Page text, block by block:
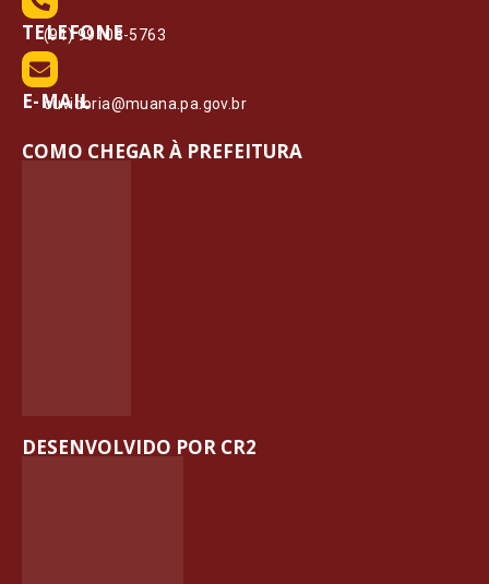
TELEFONE
(91) 99108-5763
E-MAIL
ouvidoria@muana.pa.gov.br
COMO CHEGAR À PREFEITURA
DESENVOLVIDO POR CR2